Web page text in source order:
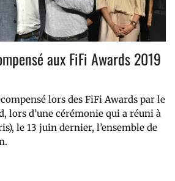
aux FiFi Awards 2019
lors des FiFi Awards par le
lors d’une cérémonie qui a réuni à
le 13 juin dernier, l’ensemble de